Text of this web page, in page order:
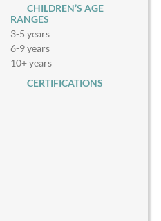
CHILDREN’S AGE
RANGES
3-5 years
6-9 years
10+ years
CERTIFICATIONS